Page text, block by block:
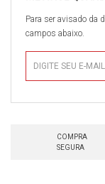
Para ser avisado da
campos abaixo.
COMPRA
SEGURA